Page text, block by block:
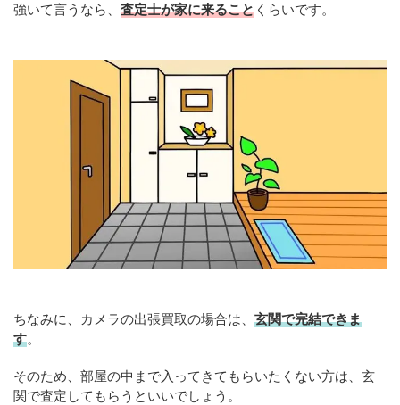
強いて言うなら、 査定士が家に来ること くらいです。
ちなみに、カメラの出張買取の場合は、 玄関で完結できま
す。
そのため、部屋の中まで入ってきてもらいたくない方は、玄
関で査定してもらうといいでしょう。